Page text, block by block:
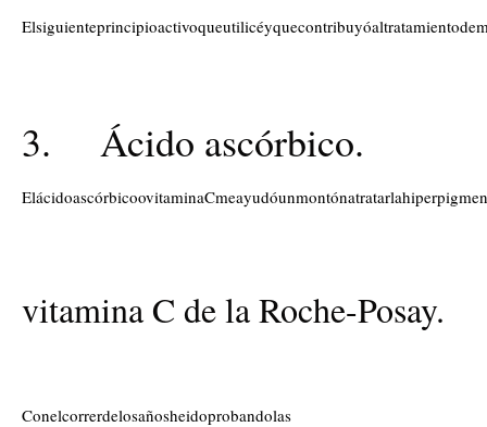
3. Ácido ascórbico.
vitamina C de la Roche-Posay.
Conelcorrerdelosañosheidoprobandolas